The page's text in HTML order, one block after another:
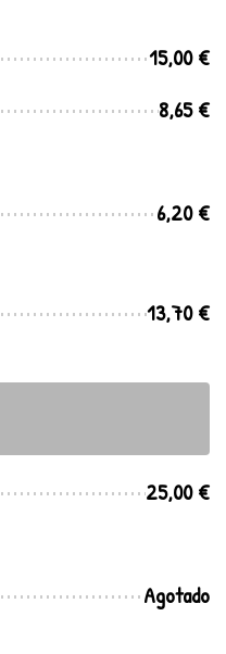
15,00 €
8,65 €
6,20 €
13,70 €
25,00 €
Agotado